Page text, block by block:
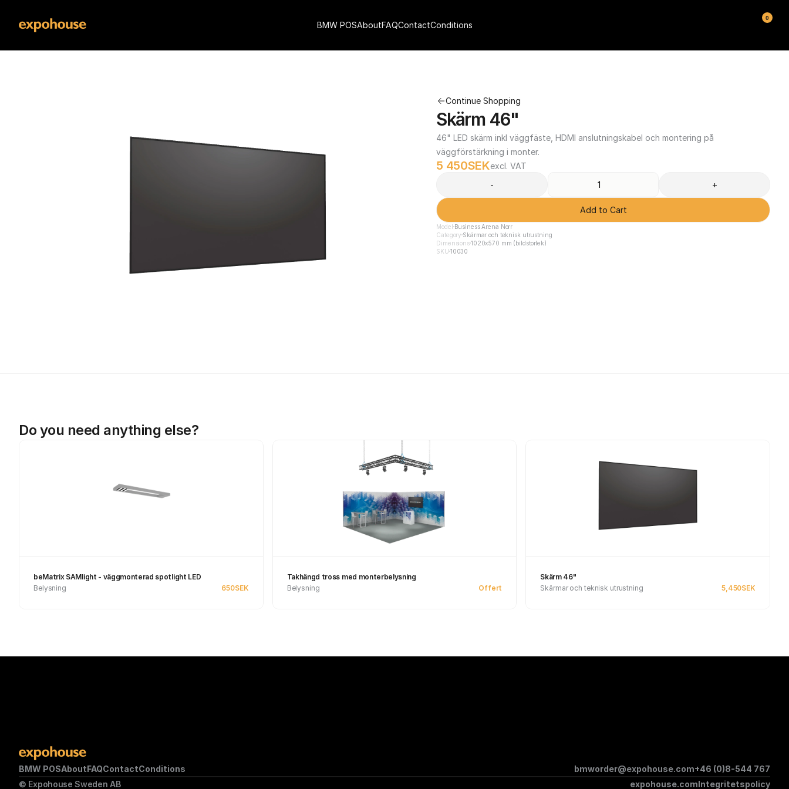
Continue Shopping
Skärm 46"
46" LED skärm inkl väggfäste, HDMI anslutningskabel och montering på
väggförstärkning i monter.
5 450SEKexcl. VAT
-
+
Add to Cart
Model Business Arena Norr
Category Skärmar och teknisk utrustning
Dimensions1020x570 mm (bildstorlek)
SKU 10030
Do you need anything else?
beMatrix SAMlight - väggmonterad spotlight LED
Belysning
650SEK
Takhängd tross med monterbelysning
Belysning
Offert
Skärm 46"
Skärmar och teknisk utrustning
5,450SEK
BMW POSAboutFAQContactConditions bmworder@expohouse.com+46 (0)8-544 767
© Expohouse Sweden AB
expohouse.comIntegritetspolicy
BMW POSAboutFAQContactConditions
0